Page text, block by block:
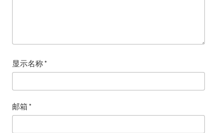
显示名称*
邮箱 *